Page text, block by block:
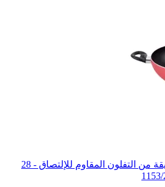
مستر كوك مقلاة ووك عميقة من التفلون المقاوم للإلتصاق - 28